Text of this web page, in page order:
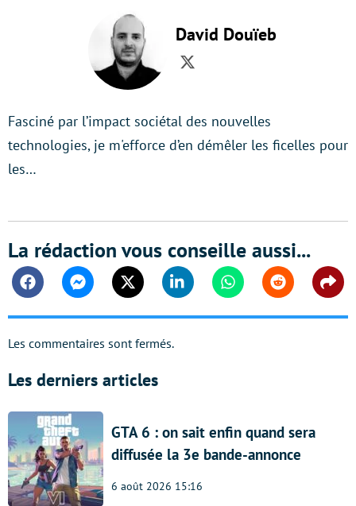
David Douïeb
Twitter
Fasciné par l’impact sociétal des nouvelles
technologies, je m'efforce d’en démêler les ficelles pour
les…
La rédaction vous conseille aussi...
FacebookMessengerTwitter Linkedin WhatsappReddit
Les commentaires sont fermés.
Les derniers articles
GTA 6 : on sait enfin quand sera
diffusée la 3e bande-annonce
6 août 2026 15:16